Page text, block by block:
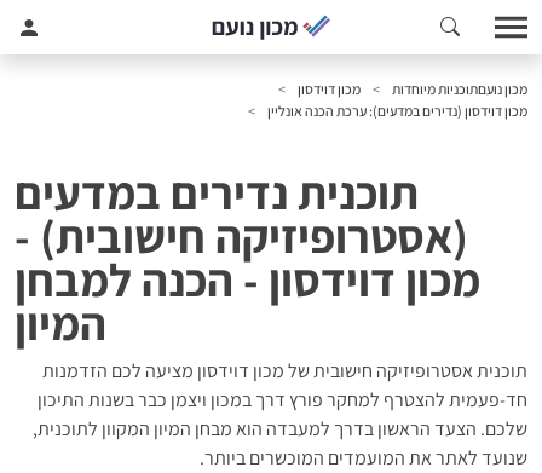
מכון נועםתוכניות מיוחדות
מכון דוידסון
מכון דוידסון (נדירים במדעים): ערכת הכנה אונליין
תוכנית נדירים במדעים
(אסטרופיזיקה חישובית) -
מכון דוידסון - הכנה למבחן
המיון
תוכנית אסטרופיזיקה חישובית של מכון דוידסון מציעה לכם הזדמנות
חד-פעמית להצטרף למחקר פורץ דרך במכון ויצמן כבר בשנות התיכון
שלכם. הצעד הראשון בדרך למעבדה הוא מבחן המיון המקוון לתוכנית,
שנועד לאתר את המועמדים המוכשרים ביותר.